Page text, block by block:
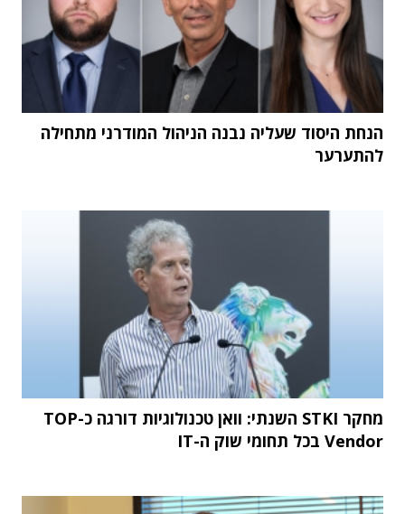
הנחת היסוד שעליה נבנה הניהול המודרני מתחילה
להתערער
מחקר STKI השנתי: וואן טכנולוגיות דורגה כ-TOP
Vendor בכל תחומי שוק ה-IT